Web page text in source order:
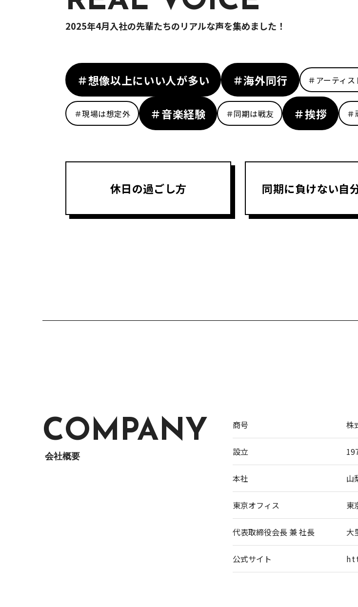
2025年4月入社の先輩たちのリアルな声を集めました！
＃想像以上にいい人が多い ＃海外同行 ＃アーティス
＃現場は想定外 ＃音楽経験 ＃同期は戦友 ＃挨拶 ＃
休日の過ごし方 同期に負けない自
COMPANY
会社概要
商号 株
設立
本社 山
東京オフィス 東
代表取締役会長 兼 社長 大
公式サイト